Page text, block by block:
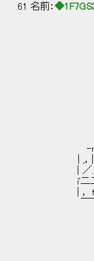
61 名前：
`i＿
|
}
|
!
l
,'
-
| ,，
| ／.
i'二二二二 .
| ， ｔｮ ｔｮ ｔｮ
￣￣￣￣￣
｀-ヽ
＼_